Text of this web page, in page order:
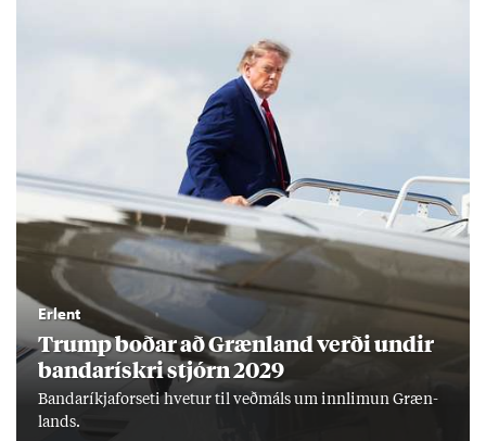
Erlent
Trump boð­ar að Græn­land verði und­ir
banda­rískri stjórn 2029
Banda­ríkja­for­seti hvet­ur til veð­máls um inn­limun Græn­
lands.